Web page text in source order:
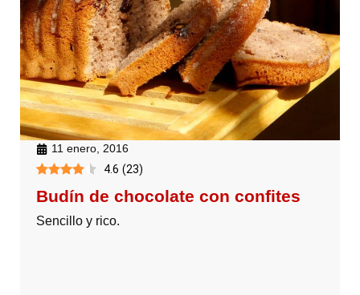
11 enero, 2016
4.6 (23)
Budín de chocolate con confites
Sencillo y rico.